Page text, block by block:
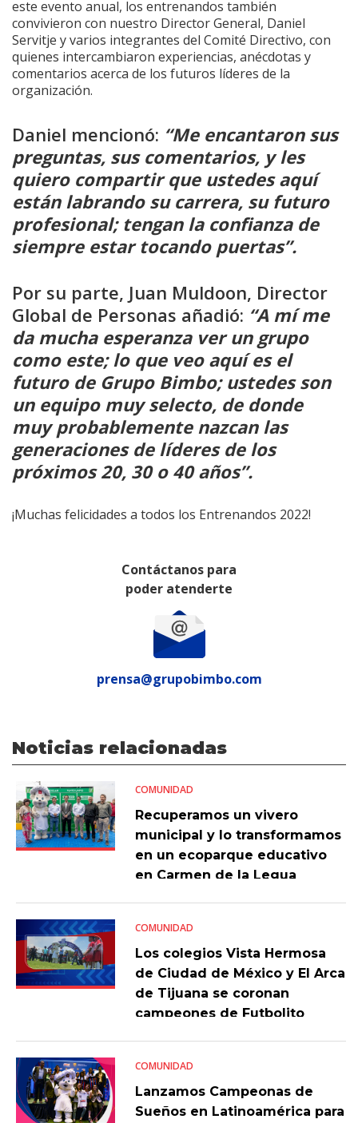
este evento anual, los entrenandos también
convivieron con nuestro Director General, Daniel
Servitje y varios integrantes del Comité Directivo, con
quienes intercambiaron experiencias, anécdotas y
comentarios acerca de los futuros líderes de la
organización.
Daniel mencionó: “Me encantaron sus
preguntas, sus comentarios, y les
quiero compartir que ustedes aquí
están labrando su carrera, su futuro
profesional; tengan la confianza de
siempre estar tocando puertas”.
Por su parte, Juan Muldoon, Director
Global de Personas añadió: “A mí me
da mucha esperanza ver un grupo
como este; lo que veo aquí es el
futuro de Grupo Bimbo; ustedes son
un equipo muy selecto, de donde
muy probablemente nazcan las
generaciones de líderes de los
próximos 20, 30 o 40 años”.
¡Muchas felicidades a todos los Entrenandos 2022!
Contáctanos para
poder atenderte
prensa@grupobimbo.com
Noticias relacionadas
COMUNIDAD
Recuperamos un vivero
municipal y lo transformamos
en un ecoparque educativo
en Carmen de la Legua
COMUNIDAD
Los colegios Vista Hermosa
de Ciudad de México y El Arca
de Tijuana se coronan
campeones de Futbolito
COMUNIDAD
Lanzamos Campeonas de
Sueños en Latinoamérica para